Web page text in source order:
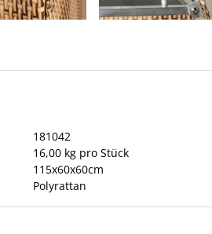
181042
16,00 kg pro Stück
115x60x60cm
Polyrattan